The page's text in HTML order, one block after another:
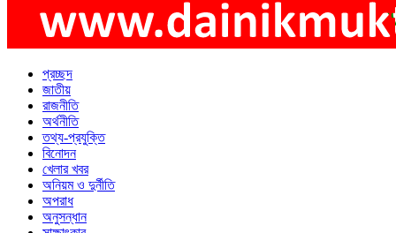
প্রচ্ছদ
জাতীয়
রাজনীতি
অর্থনীতি
তথ্য-প্রযুক্তি
বিনোদন
খেলার খবর
অনিয়ম ও দুর্নীতি
অপরাধ
অনুসন্ধান